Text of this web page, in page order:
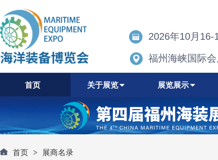
2026年10月16-
福州海峡国际
首页 关于展览 展览展示
首页 > 展商名录